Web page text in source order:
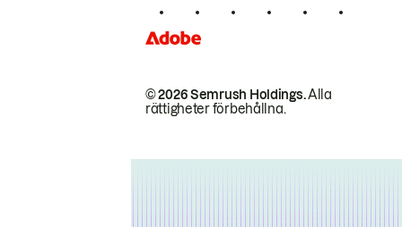
© 2026 Semrush Holdings.Alla
rättigheter förbehållna.